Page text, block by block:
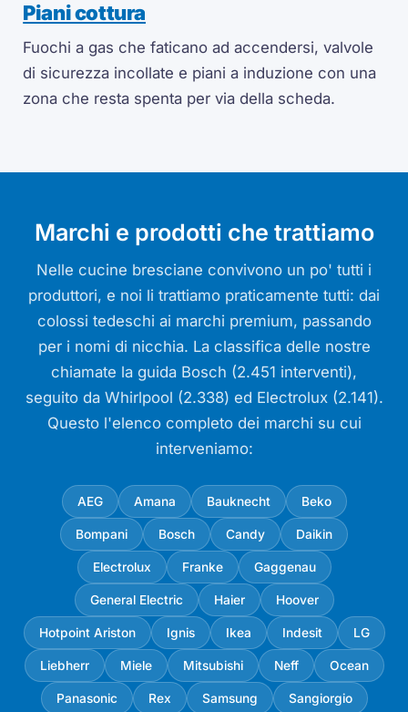
Piani cottura
Fuochi a gas che faticano ad accendersi, valvole
di sicurezza incollate e piani a induzione con una
zona che resta spenta per via della scheda.
Marchi e prodotti che trattiamo
Nelle cucine bresciane convivono un po' tutti i
produttori, e noi li trattiamo praticamente tutti: dai
colossi tedeschi ai marchi premium, passando
per i nomi di nicchia. La classifica delle nostre
chiamate la guida Bosch (2.451 interventi),
seguito da Whirlpool (2.338) ed Electrolux (2.141).
Questo l'elenco completo dei marchi su cui
interveniamo:
AEG Amana Bauknecht Beko
Bompani Bosch Candy Daikin
Electrolux Franke Gaggenau
General Electric Haier Hoover
Hotpoint Ariston Ignis Ikea Indesit LG
Liebherr Miele Mitsubishi Neff Ocean
Panasonic Rex Samsung Sangiorgio